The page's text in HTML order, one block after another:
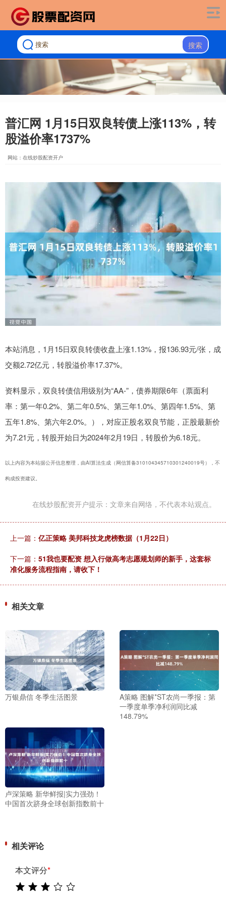
搜索
普汇网 1月15日双良转债上涨113%，转
股溢价率1737%
网站：在线炒股配资开户
本站消息，1月15日双良转债收盘上涨1.13%，报136.93元/张，成
交额2.72亿元，转股溢价率17.37%。
资料显示，双良转债信用级别为“AA-”，债券期限6年（票面利
率：第一年0.2%、第二年0.5%、第三年1.0%、第四年1.5%、第
五年1.8%、第六年2.0%。），对应正股名双良节能，正股最新价
为7.21元，转股开始日为2024年2月19日，转股价为6.18元。
以上内容为本站据公开信息整理，由AI算法生成（网信算备310104345710301240019号），不
构成投资建议。
在线炒股配资开户提示：文章来自网络，不代表本站观点。
上一篇： 亿正策略 美邦科技龙虎榜数据（1月22日）
下一篇： 51我也要配资 想入行做高考志愿规划师的新手，这套标
准化服务流程指南，请收下！
相关文章
万银鼎信 冬季生活图景
A策略 图解*ST农尚一季报：第
一季度单季净利润同比减
148.79%
卢深策略 新华鲜报|实力强劲！
中国首次跻身全球创新指数前十
相关评论
本文评分*